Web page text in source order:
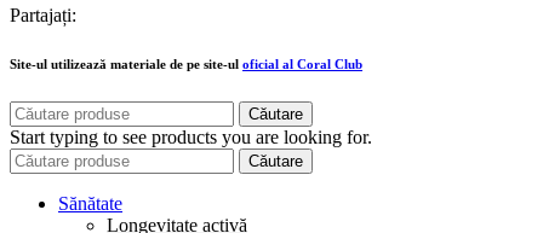
Partajați:
Site-ul utilizează materiale de pe site-ul oficial al Coral Club
Căutare
Start typing to see products you are looking for.
Căutare
Sănătate
Longevitate activă